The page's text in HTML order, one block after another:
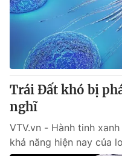
® Cấm sao chép dưới mọi
thuận bằng văn bản. Ghi rõ
thông tin từ website này.
Trái Đất khó bị
nghĩ
VTV.vn - Hành tinh
khả năng hiện nay của